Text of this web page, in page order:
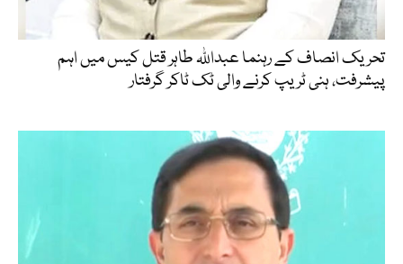
تحریک انصاف کے رہنما عبداللہ طاہر قتل کیس میں اہم
پیشرفت، ہنی ٹریپ کرنے والی ٹک ٹاکر گرفتار